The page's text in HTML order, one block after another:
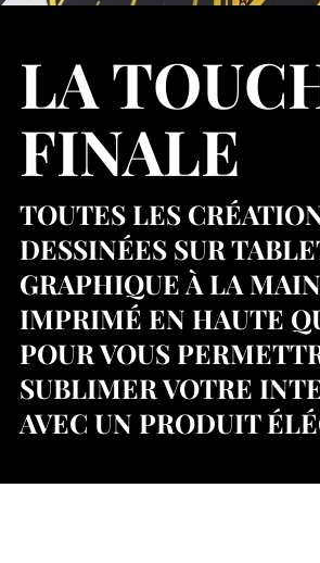
LA
FINALE
TOUTES LES
DESSINÉES SUR
GRAPHIQUE À LA
IMPRIMÉ EN HAUTE
POUR VOUS
SUBLIMER VOTRE
AVEC UN PRODUIT